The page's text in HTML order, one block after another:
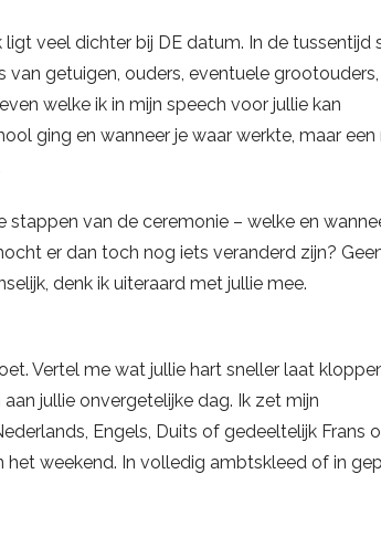
veel dichter bij DE datum. In de tussentijd
getuigen, ouders, eventuele grootouders,
welke ik in mijn speech voor jullie kan
ging en wanneer je waar werkte, maar een
stappen van de ceremonie – welke en
er dan toch nog iets veranderd zijn?
denk ik uiteraard met jullie mee.
Vertel me wat jullie hart sneller laat
jullie onvergetelijke dag. Ik zet mijn
Engels, Duits of gedeeltelijk Frans
het weekend. In volledig ambtskleed of in